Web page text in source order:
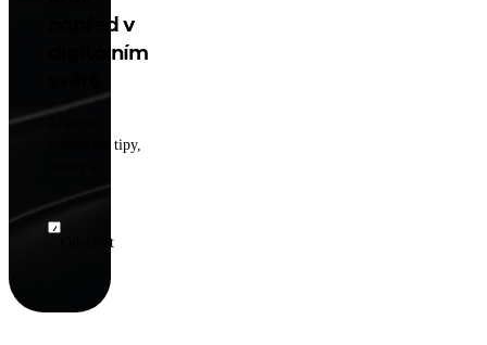
napřed v
digitálním
pravidelné tipy,
inspiraci pro
vaše projekty
přímo do e-
novinky z
Odebírat